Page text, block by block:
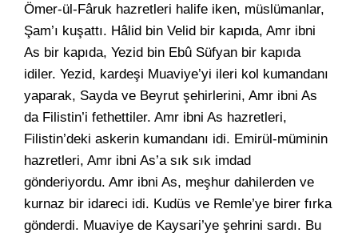
Ömer-ül-Fâruk hazretleri halife iken, müslümanlar,
Şam’ı kuşattı. Hâlid bin Velid bir kapıda, Amr ibni
As bir kapıda, Yezid bin Ebû Süfyan bir kapıda
idiler. Yezid, kardeşi Muaviye’yi ileri kol kumandanı
yaparak, Sayda ve Beyrut şehirlerini, Amr ibni As
da Filistin’i fethettiler. Amr ibni As hazretleri,
Filistin’deki askerin kumandanı idi. Emirül-müminin
hazretleri, Amr ibni As’a sık sık imdad
gönderiyordu. Amr ibni As, meşhur dahilerden ve
kurnaz bir idareci idi. Kudüs ve Remle’ye birer fırka
gönderdi. Muaviye de Kaysari’ye şehrini sardı. Bu